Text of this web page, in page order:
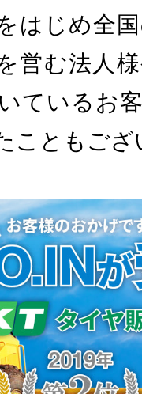
はじめ全
営む法人
ているお
こともござ